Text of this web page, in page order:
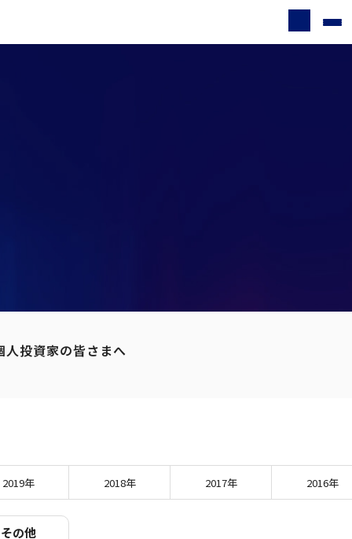
人投資家の皆さまへ
2019年 2018年 2017年 2016年
その他